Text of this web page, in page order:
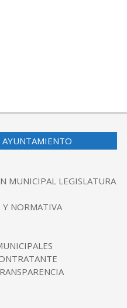
AYUNTAMIENTO
MUNICIPAL LEGISLATURA
Y NORMATIVA